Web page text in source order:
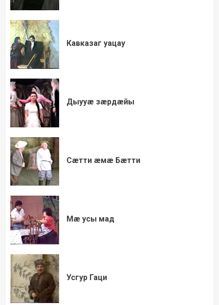
Кавказаг уацау
Дыууæ зæрдæйы
Сæтти æмæ Бæтти
Мæ усы мад
Усгур Гаци